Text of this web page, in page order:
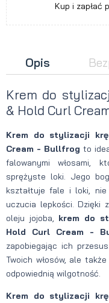
Kup i zapłać
Opis
Krem do
& Hold Curl
Krem do stylizacji
Cream - Bullfrog to
falowanymi włosami,
sprężyste loki. Jego
kształtuje fale i loki, nie
uczucia lepkości. Dzięki
oleju jojoba, krem do
Hold Curl Cream -
zapobiegając ich
Twoich włosów, ale
odpowiednią wilgotność.
Krem do stylizacji